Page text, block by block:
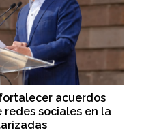
acuerdos
redes sociales en la